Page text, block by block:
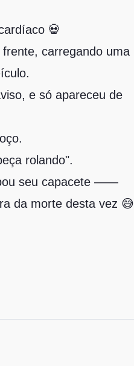
💀
carregando uma
e só apareceu de
rolando".
seu capacete ——
da morte desta vez 😅